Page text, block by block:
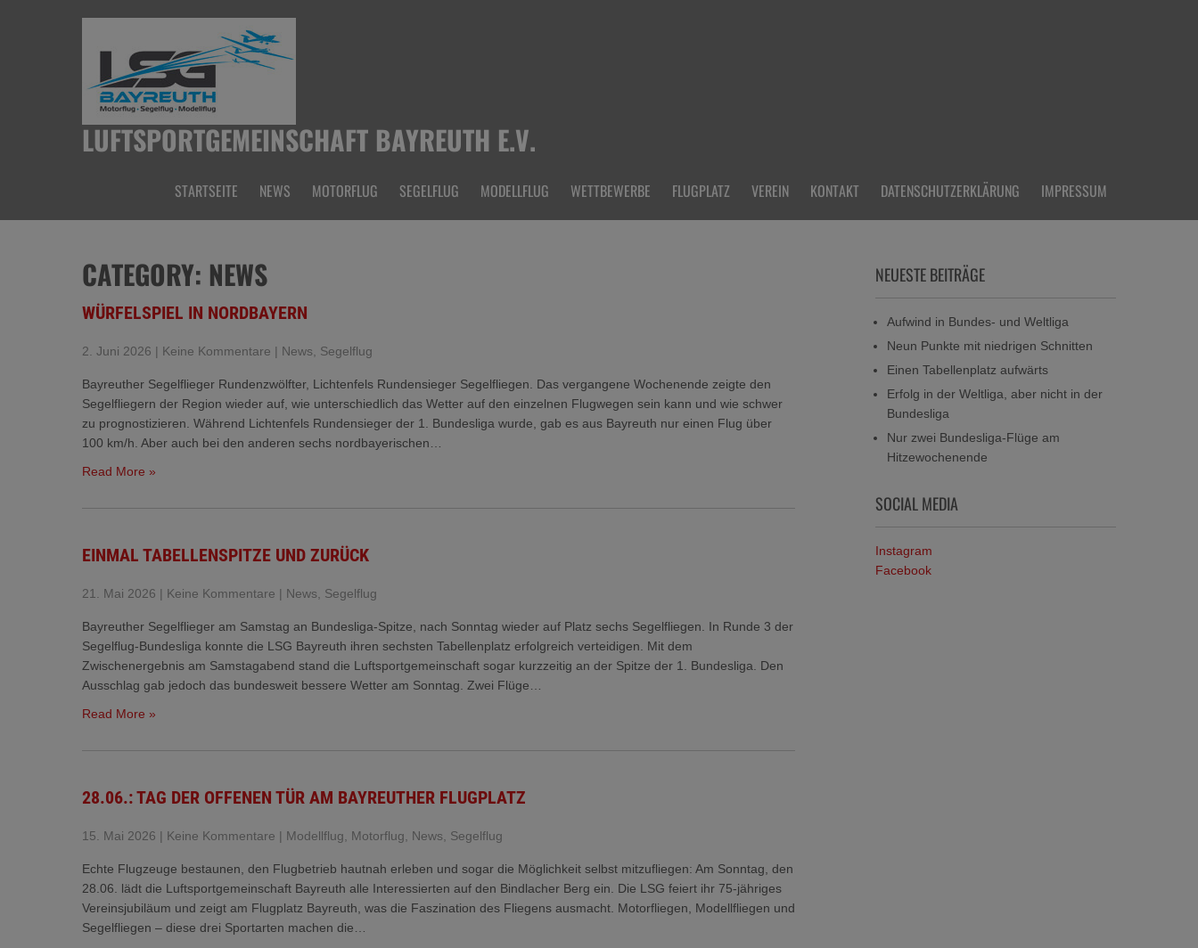
LUFTSPORTGEMEINSCHAFT BAYREUTH E.V.
STARTSEITE NEWS MOTORFLUG SEGELFLUG MODELLFLUG WETTBEWERBE FLUGPLATZ VEREIN KONTAKT DATENSCHUTZERKLÄRUNG IMPRESSUM
CATEGORY: NEWS
WÜRFELSPIEL IN NORDBAYERN
2. Juni 2026 | Keine Kommentare | News Segelflug
Bayreuther Segelflieger Rundenzwölfter, Lichtenfels Rundensieger Segelfliegen. Das vergangene Wochenende zeigte den
Segelfliegern der Region wieder auf, wie unterschiedlich das Wetter auf den einzelnen Flugwegen sein kann und wie schwer
zu prognostizieren. Während Lichtenfels Rundensieger der 1. Bundesliga wurde, gab es aus Bayreuth nur einen Flug über
100 km/h. Aber auch bei den anderen sechs nordbayerischen…
Read More »
EINMAL TABELLENSPITZE UND ZURÜCK
21. Mai 2026 | Keine Kommentare | News Segelflug
Bayreuther Segelflieger am Samstag an Bundesliga-Spitze, nach Sonntag wieder auf Platz sechs Segelfliegen. In Runde 3 der
Segelflug-Bundesliga konnte die LSG Bayreuth ihren sechsten Tabellenplatz erfolgreich verteidigen. Mit dem
Zwischenergebnis am Samstagabend stand die Luftsportgemeinschaft sogar kurzzeitig an der Spitze der 1. Bundesliga. Den
Ausschlag gab jedoch das bundesweit bessere Wetter am Sonntag. Zwei Flüge…
Read More »
28.06.: TAG DER OFFENEN TÜR AM BAYREUTHER FLUGPLATZ
15. Mai 2026 | Keine Kommentare | Modellflug Motorflug News Segelflug
Echte Flugzeuge bestaunen, den Flugbetrieb hautnah erleben und sogar die Möglichkeit selbst mitzufliegen: Am Sonntag, den
28.06. lädt die Luftsportgemeinschaft Bayreuth alle Interessierten auf den Bindlacher Berg ein. Die LSG feiert ihr 75-jähriges
Vereinsjubiläum und zeigt am Flugplatz Bayreuth, was die Faszination des Fliegens ausmacht. Motorfliegen, Modellfliegen und
Segelfliegen – diese drei Sportarten machen die…
NEUESTE BEITRÄGE
Aufwind in Bundes- und Weltliga
Neun Punkte mit niedrigen Schnitten
Einen Tabellenplatz aufwärts
Erfolg in der Weltliga, aber nicht in der
Bundesliga
Nur zwei Bundesliga-Flüge am
Hitzewochenende
SOCIAL MEDIA
Instagram
Facebook